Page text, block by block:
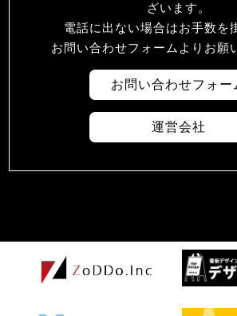
ざいます。
電話に出ない場合はお手数を
お問い合わせフォームよりお願
お問い合わせフォー
運営会社